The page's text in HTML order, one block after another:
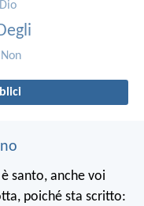
Dio
Non
santo, anche voi
poiché sta scritto: